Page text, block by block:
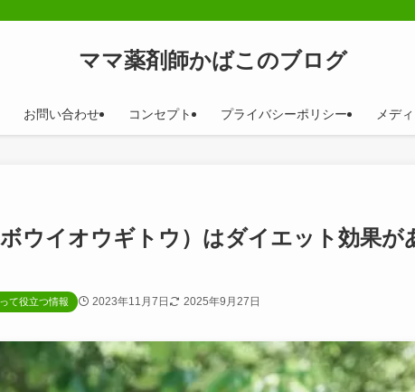
ママ薬剤師かばこのブログ
お問い合わせ コンセプト プライバシーポリシー メデ
ウイオウギトウ）はダイエット効果が
て役立つ情報 2023年11月7日 2025年9月27日